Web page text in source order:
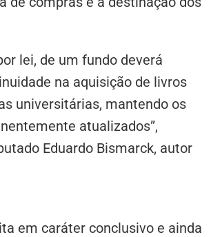
lei, de um fundo deverá
na aquisição de livros
universitárias, mantendo os
atualizados”,
Eduardo Bismarck, autor
em caráter conclusivo e ainda